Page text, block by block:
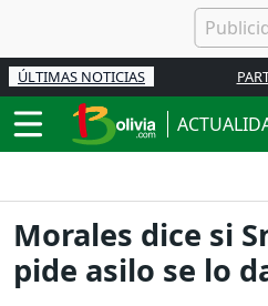
ÚLTIMAS NOTICIAS
Morales dice si
pide asilo se lo